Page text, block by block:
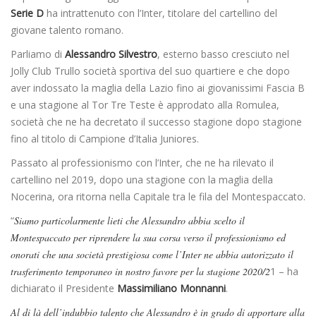
Serie D ha intrattenuto con l’Inter, titolare del cartellino del
giovane talento romano.
Parliamo di Alessandro Silvestro, esterno basso cresciuto nel
Jolly Club Trullo società sportiva del suo quartiere e che dopo
aver indossato la maglia della Lazio fino ai giovanissimi Fascia B
e una stagione al Tor Tre Teste è approdato alla Romulea,
società che ne ha decretato il successo stagione dopo stagione
fino al titolo di Campione d’Italia Juniores.
Passato al professionismo con l’Inter, che ne ha rilevato il
cartellino nel 2019, dopo una stagione con la maglia della
Nocerina, ora ritorna nella Capitale tra le fila del Montespaccato.
“Siamo particolarmente lieti che Alessandro abbia scelto il
Montespaccato per riprendere la sua corsa verso il professionismo ed
onorati che una società prestigiosa come l’Inter ne abbia autorizzato il
trasferimento temporaneo in nostro favore per la stagione 2020/21 – ha
dichiarato il Presidente Massimiliano Monnanni.
Al di là dell’indubbio talento che Alessandro è in grado di apportare alla